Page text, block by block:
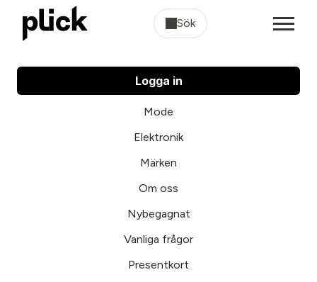
Sök
Logga in
Mode
Elektronik
Märken
Om oss
Nybegagnat
Vanliga frågor
Presentkort